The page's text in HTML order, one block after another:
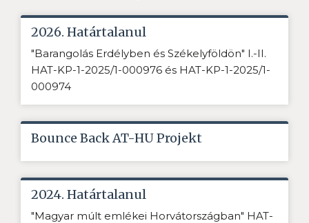
2026. Határtalanul
"Barangolás Erdélyben és Székelyföldön" I.-II.
HAT-KP-1-2025/1-000976 és HAT-KP-1-2025/1-
000974
Bounce Back AT-HU Projekt
2024. Határtalanul
"Magyar múlt emlékei Horvátországban" HAT-